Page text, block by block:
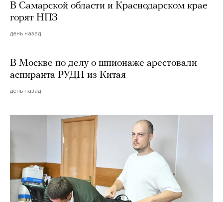
В Самарской области и Краснодарском крае
горят НПЗ
день назад
В Москве по делу о шпионаже арестовали
аспиранта РУДН из Китая
день назад